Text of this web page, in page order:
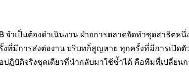
ำเป็นต้องดำเนินงาน ฝ่ายการตลาดจัดทำชุดสาธิตห
มีการส่งต่องาน บริบทก็สูญหาย ทุกครั้งที่มีการเปิดตั
บัติจริงชุดเดียวที่นำกลับมาใช้ซ้ำได้ คือทีมที่เปลี่ยน